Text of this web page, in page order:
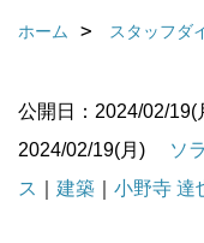
ホーム スタッフダ
公開日：2024/02/19(
2024/02/19(月)
ソ
ス
建築 小野寺 達